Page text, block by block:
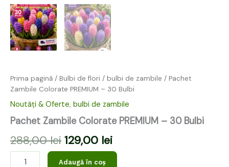
Prima pagină / Bulbi de flori / bulbi de zambile / Pachet
Zambile Colorate PREMIUM – 30 Bulbi
Noutăți & Oferte, bulbi de zambile
Pachet Zambile Colorate PREMIUM – 30 Bulbi
288,00lei 129,00 lei
Adaugă în coș